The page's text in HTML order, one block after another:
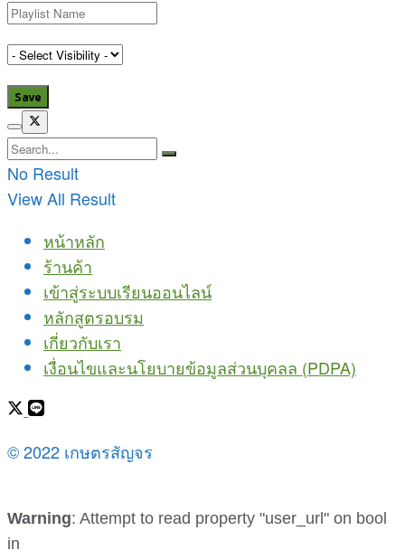
No Result
View All Result
หน้าหลัก
ร้านค้า
เข้าสู่ระบบเรียนออนไลน์
หลักสูตรอบรม
เกี่ยวกับเรา
เงื่อนไขและนโยบายข้อมูลส่วนบุคลล (PDPA)
© 2022 เกษตรสัญจร
Warning: Attempt to read property "user_url" on bool
in